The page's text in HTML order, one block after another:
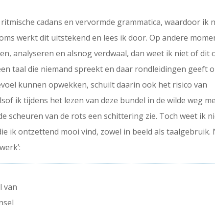
cadans en vervormde grammatica, waardoor ik
werkt dit uitstekend en lees ik door. Op andere
analyseren en alsnog verdwaal, dan weet ik niet of dit
taal die niemand spreekt en daar rondleidingen geeft
kunnen opwekken, schuilt daarin ook het risico van
ik tijdens het lezen van deze bundel in de wilde weg
scheuren van de rots een schittering zie. Toch weet ik
ik ontzettend mooi vind, zowel in beeld als taalgebruik.
van